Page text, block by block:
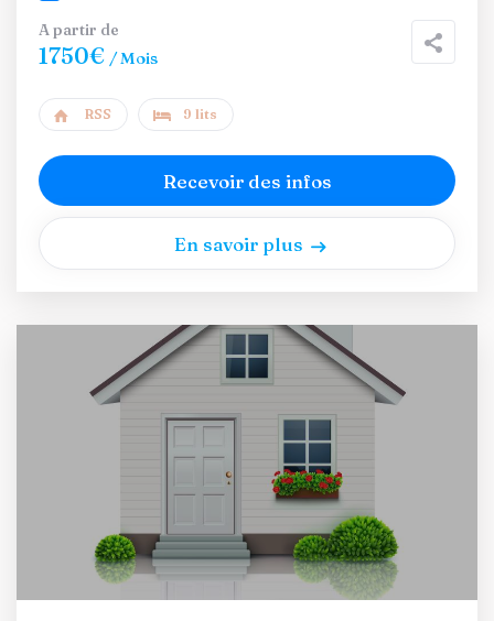
A partir de
1750€ / Mois
RSS 9 lits
Recevoir des infos
En savoir plus